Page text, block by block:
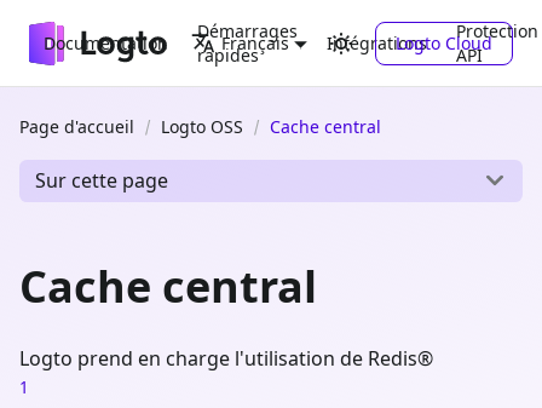
Documentation
Démarrages
rapides
Intégrations
Protection
API
Français Logto Cloud
Page d'accueil Logto OSS Cache central
Sur cette page
Cache central
Logto prend en charge l'utilisation de Redis®
1